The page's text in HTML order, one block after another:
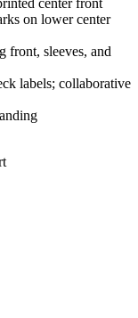
center front
on lower center
front, sleeves, and
labels; collaborative